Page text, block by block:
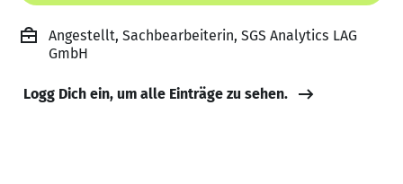
Angestellt, Sachbearbeiterin, SGS Analytics LAG
GmbH
Logg Dich ein, um alle Einträge zu sehen.